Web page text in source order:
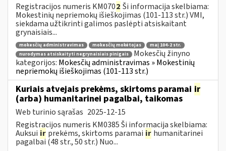
Registracijos numeris KM0702 Ši informacija skelbiama:
Mokestinių nepriemokų išieškojimas (101-113 str.) VMI,
siekdama užtikrinti galimos paslėpti atsiskaitant
grynaisiais...
mokesčių administravimas mokesčių mokėtojas
maį 104-2 str.
nurodymas atsiskaityti negrynaisiais pinigais
Mokesčių žinyno
kategorijos: Mokesčių administravimas » Mokestinių
nepriemokų išieškojimas (101-113 str.)
Kuriais atvejais prekėms, skirtoms paramai ir
(arba) humanitarinei pagalbai, taikomas
Web turinio sąrašas 2025-12-15
Registracijos numeris KM0385 Ši informacija skelbiama:
Auksui ir prekėms, skirtoms paramai ir humanitarinei
pagalbai (48 str., 50 str.) Nuo...